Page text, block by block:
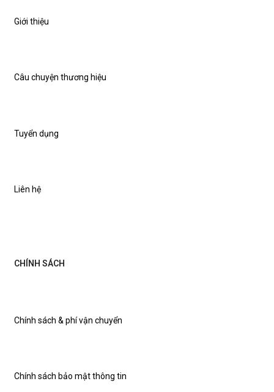
Giới thiệu
Câu chuyện thương hiệu
Tuyển dụng
Liên hệ
CHÍNH SÁCH
Chính sách bảo mật thông tin
Chính sách & phí vận chuyển